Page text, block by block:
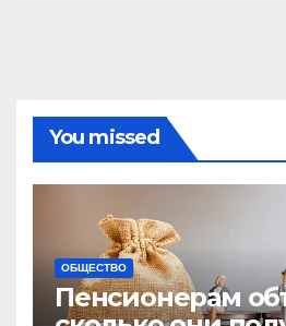
You missed
ОБЩЕСТВО
Пенсионерам